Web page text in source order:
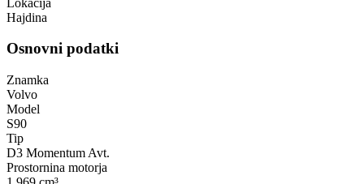
Hajdina
Osnovni podatki
Znamka
Volvo
Model
S90
Tip
D3 Momentum Avt.
Prostornina motorja